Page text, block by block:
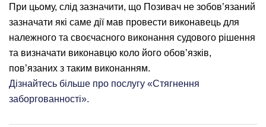
При цьому, слід зазначити, що Позивач не зобов’язаний
зазначати які саме дії мав провести виконавець для
належного та своєчасного виконання судового рішення
та визначати виконавцю коло його обов’язків,
пов’язаних з таким виконанням.
Дізнайтесь більше про послугу «Стягнення
заборгованності».